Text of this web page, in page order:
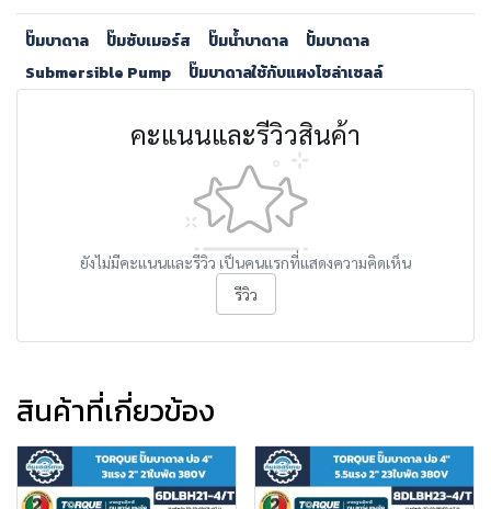
ปั๊มบาดาล ปั๊มซับเมอร์ส ปั๊มน้ำบาดาล
ปั้มบาดาล
Submersible Pump
ปั๊มบาดาลใช้กับแผงโซล่าเซลล์
คะแนนและรีวิวสินค้า
ยังไม่มีคะแนนและรีวิว เป็นคนแรกที่แสดงความคิดเห็น
รีวิว
สินค้าที่เกี่ยวข้อง